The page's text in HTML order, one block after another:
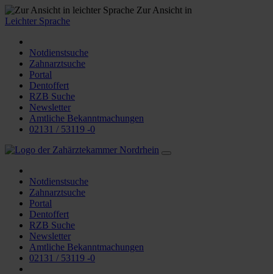
Zur Ansicht in
Leichter Sprache
Notdienstsuche
Zahnarztsuche
Portal
Dentoffert
RZB Suche
Newsletter
Amtliche Bekanntmachungen
02131 / 53119 -0
Notdienstsuche
Zahnarztsuche
Portal
Dentoffert
RZB Suche
Newsletter
Amtliche Bekanntmachungen
02131 / 53119 -0